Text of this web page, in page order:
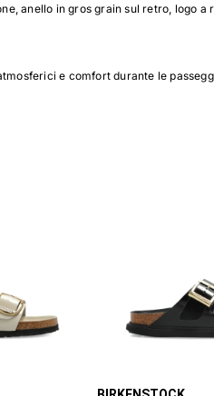
anello in gros grain sul retro, logo a
e comfort durante le